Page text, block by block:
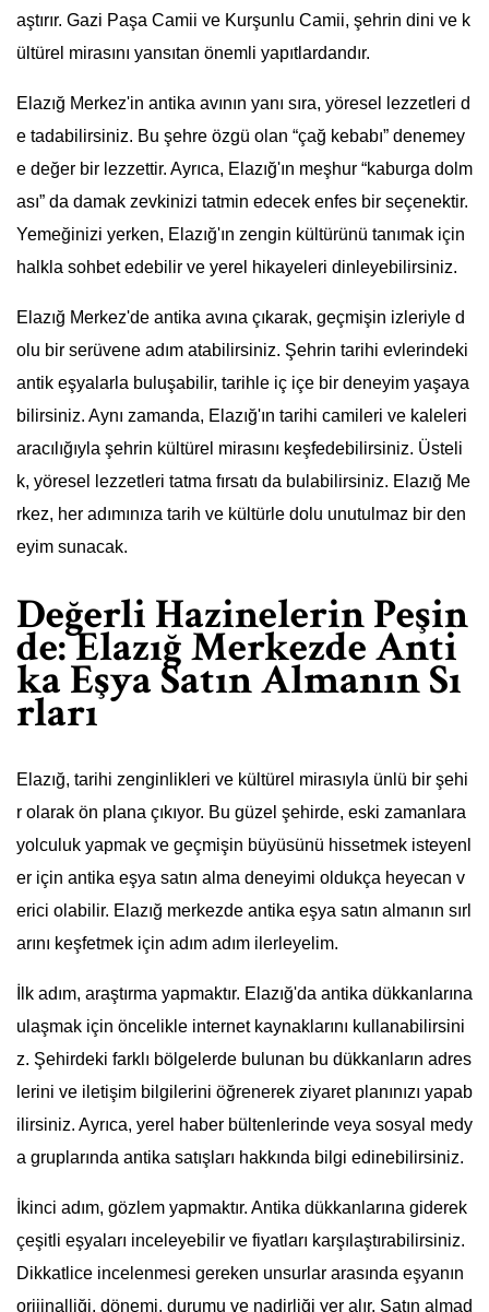
aştırır. Gazi Paşa Camii ve Kurşunlu Camii, şehrin dini ve k
ültürel mirasını yansıtan önemli yapıtlardandır.
Elazığ Merkez'in antika avının yanı sıra, yöresel lezzetleri d
e tadabilirsiniz. Bu şehre özgü olan “çağ kebabı” denemey
e değer bir lezzettir. Ayrıca, Elazığ'ın meşhur “kaburga dolm
ası” da damak zevkinizi tatmin edecek enfes bir seçenektir.
Yemeğinizi yerken, Elazığ'ın zengin kültürünü tanımak için
halkla sohbet edebilir ve yerel hikayeleri dinleyebilirsiniz.
Elazığ Merkez'de antika avına çıkarak, geçmişin izleriyle d
olu bir serüvene adım atabilirsiniz. Şehrin tarihi evlerindeki
antik eşyalarla buluşabilir, tarihle iç içe bir deneyim yaşaya
bilirsiniz. Aynı zamanda, Elazığ'ın tarihi camileri ve kaleleri
aracılığıyla şehrin kültürel mirasını keşfedebilirsiniz. Üsteli
k, yöresel lezzetleri tatma fırsatı da bulabilirsiniz. Elazığ Me
rkez, her adımınıza tarih ve kültürle dolu unutulmaz bir den
eyim sunacak.
Değerli Hazinelerin Peşin
de: Elazığ Merkezde Anti
ka Eşya Satın Almanın Sı
rları
Elazığ, tarihi zenginlikleri ve kültürel mirasıyla ünlü bir şehi
r olarak ön plana çıkıyor. Bu güzel şehirde, eski zamanlara
yolculuk yapmak ve geçmişin büyüsünü hissetmek isteyenl
er için antika eşya satın alma deneyimi oldukça heyecan v
erici olabilir. Elazığ merkezde antika eşya satın almanın sırl
arını keşfetmek için adım adım ilerleyelim.
İlk adım, araştırma yapmaktır. Elazığ'da antika dükkanlarına
ulaşmak için öncelikle internet kaynaklarını kullanabilirsini
z. Şehirdeki farklı bölgelerde bulunan bu dükkanların adres
lerini ve iletişim bilgilerini öğrenerek ziyaret planınızı yapab
ilirsiniz. Ayrıca, yerel haber bültenlerinde veya sosyal medy
a gruplarında antika satışları hakkında bilgi edinebilirsiniz.
İkinci adım, gözlem yapmaktır. Antika dükkanlarına giderek
çeşitli eşyaları inceleyebilir ve fiyatları karşılaştırabilirsiniz.
Dikkatlice incelenmesi gereken unsurlar arasında eşyanın
orijinalliği, dönemi, durumu ve nadirliği yer alır. Satın almad